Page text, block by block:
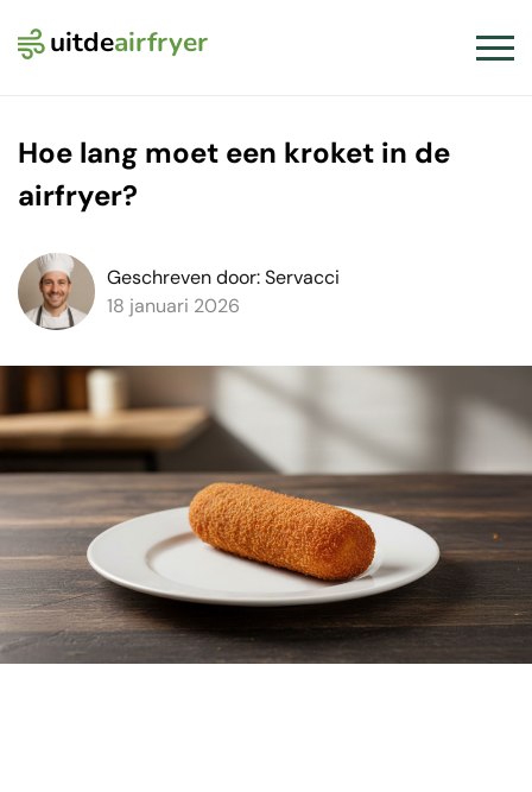
uitdeairfryerLogo Uit de Airfryer
Hoe lang moet een kroket in de
airfryer?
Geschreven door: Servacci
18 januari 2026